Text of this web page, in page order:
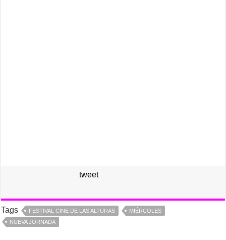
tweet
Tags FESTIVAL CINE DE LAS ALTURAS
MIÉRCOLES
NUEVA JORNADA